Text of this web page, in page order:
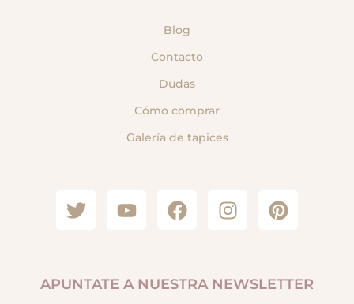
Blog
Contacto
Dudas
Cómo comprar
Galería de tapices
APUNTATE A NUESTRA NEWSLETTER